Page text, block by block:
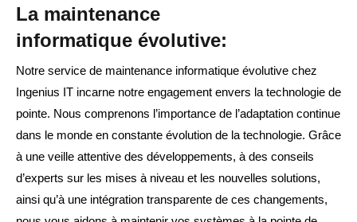
La maintenance
informatique évolutive:
Notre service de maintenance informatique évolutive chez
Ingenius IT incarne notre engagement envers la technologie de
pointe. Nous comprenons l’importance de l’adaptation continue
dans le monde en constante évolution de la technologie. Grâce
à une veille attentive des développements, à des conseils
d’experts sur les mises à niveau et les nouvelles solutions,
ainsi qu’à une intégration transparente de ces changements,